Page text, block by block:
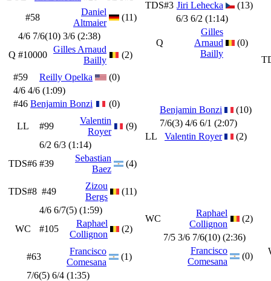
TDS#3 Jiri Lehecka
(13)
6/3 6/2 (1:14)
Q
Gilles
Arnaud
Bailly
(0)
#58
Daniel
Altmaier
(11)
4/6 7/6(10) 3/6 (2:38)
Q #10000
Gilles Arnaud
Bailly
(2)
#59 Reilly Opelka
(0)
4/6 4/6 (1:09)
#46 Benjamin Bonzi (0)
Benjamin Bonzi
(10)
7/6(3) 4/6 6/1 (2:07)
LL
Valentin Royer (2)
LL #99
Valentin
Royer
(9)
6/2 6/3 (1:14)
TDS#6 #39
Sebastian
Baez
(4)
TDS#8 #49
Zizou
Bergs
(11)
4/6 6/7(5) (1:59)
WC
#105
Raphael
Collignon
(2)
WC
Raphael
Collignon
(2)
7/5 3/6 7/6(10) (2:36)
Francisco
Comesana
(0)
#63
Francisco
Comesana
(1)
7/6(5) 6/4 (1:35)